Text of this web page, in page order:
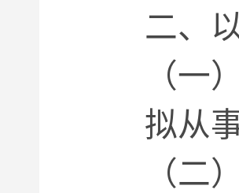
二、以
（一）
拟从事
（二）